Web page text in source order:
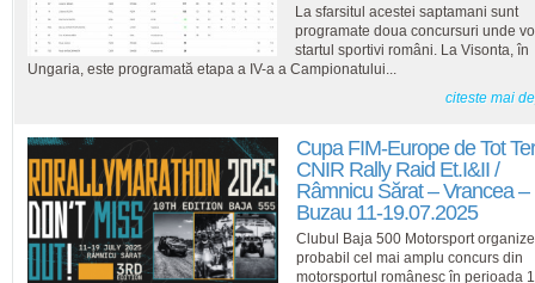
La sfarsitul acestei saptamani sunt
programate doua concursuri unde
startul sportivi români. La Visonta, în
Ungaria, este programată etapa a IV-a a Campionatului...
citeste mai
Cupa FIM-Europe de Tot
CNIR Rally Raid Et.I&II /
Râmnicu Sărat – Vrancea –
Buzau 11-19.07.2025
Clubul Baja 500 Motorsport
probabil cel mai amplu concurs din
motorsportul românesc în perioada